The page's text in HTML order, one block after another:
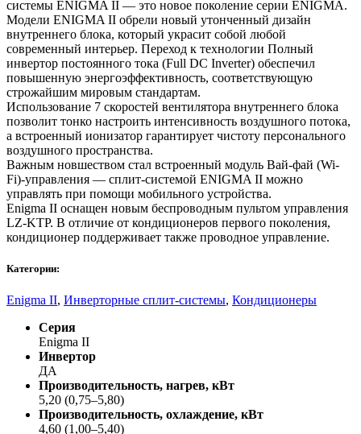
системы ENIGMA II — это новое поколение серии ENIGMA.
Модели ENIGMA II обрели новый утонченный дизайн
внутреннего блока, который украсит собой любой
современный интерьер. Переход к технологии Полный
инвертор постоянного тока (Full DC Inverter) обеспечил
повышенную энергоэффективность, соответствующую
строжайшим мировым стандартам.
Использование 7 скоростей вентилятора внутреннего блока
позволит тонко настроить интенсивность воздушного потока,
а встроенный ионизатор гарантирует чистоту персонального
воздушного пространства.
Важным новшеством стал встроенный модуль Вай-фай (Wi-
Fi)-управления — сплит-системой ENIGMA II можно
управлять при помощи мобильного устройства.
Enigma II оснащен новым беспроводным пультом управления
LZ-KTP. В отличие от кондиционеров первого поколения,
кондиционер поддерживает также проводное управление.
Категории:
Enigma II, Инверторные сплит-системы, Кондиционеры
Серия
Enigma II
Инвертор
ДА
Производительность, нагрев, кВт
5,20 (0,75–5,80)
Производительность, охлаждение, кВт
4,60 (1,00–5,40)